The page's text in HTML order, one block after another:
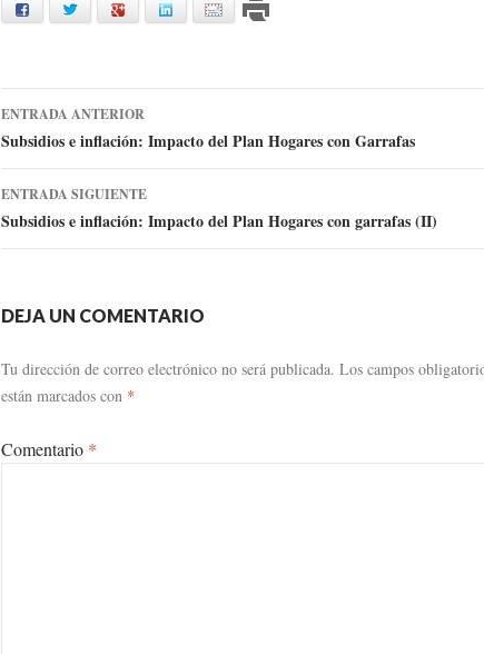
facebook twitter google linkedin
Ir
a
la
entrada
ENTRADA ANTERIOR
Subsidios e inflación: Impacto del Plan Hogares con Garrafas
ENTRADA SIGUIENTE
Subsidios e inflación: Impacto del Plan Hogares con garrafas (II)
DEJA UN COMENTARIO
Tu dirección de correo electrónico no será publicada. Los campos
están marcados con *
Comentario *